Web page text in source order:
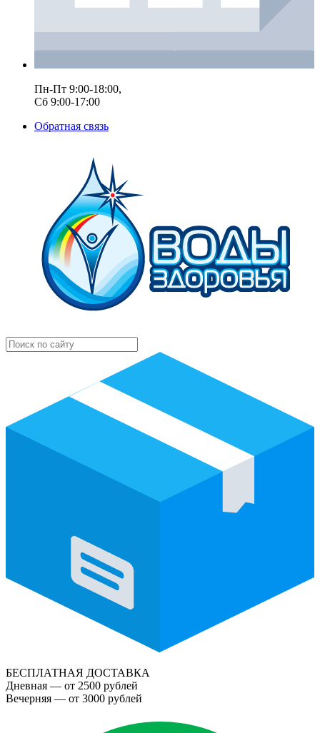
Пн-Пт 9:00-18:00,
Сб 9:00-17:00
Обратная связь
БЕСПЛАТНАЯ ДОСТАВКА
Дневная — от 2500 рублей
Вечерняя — от 3000 рублей